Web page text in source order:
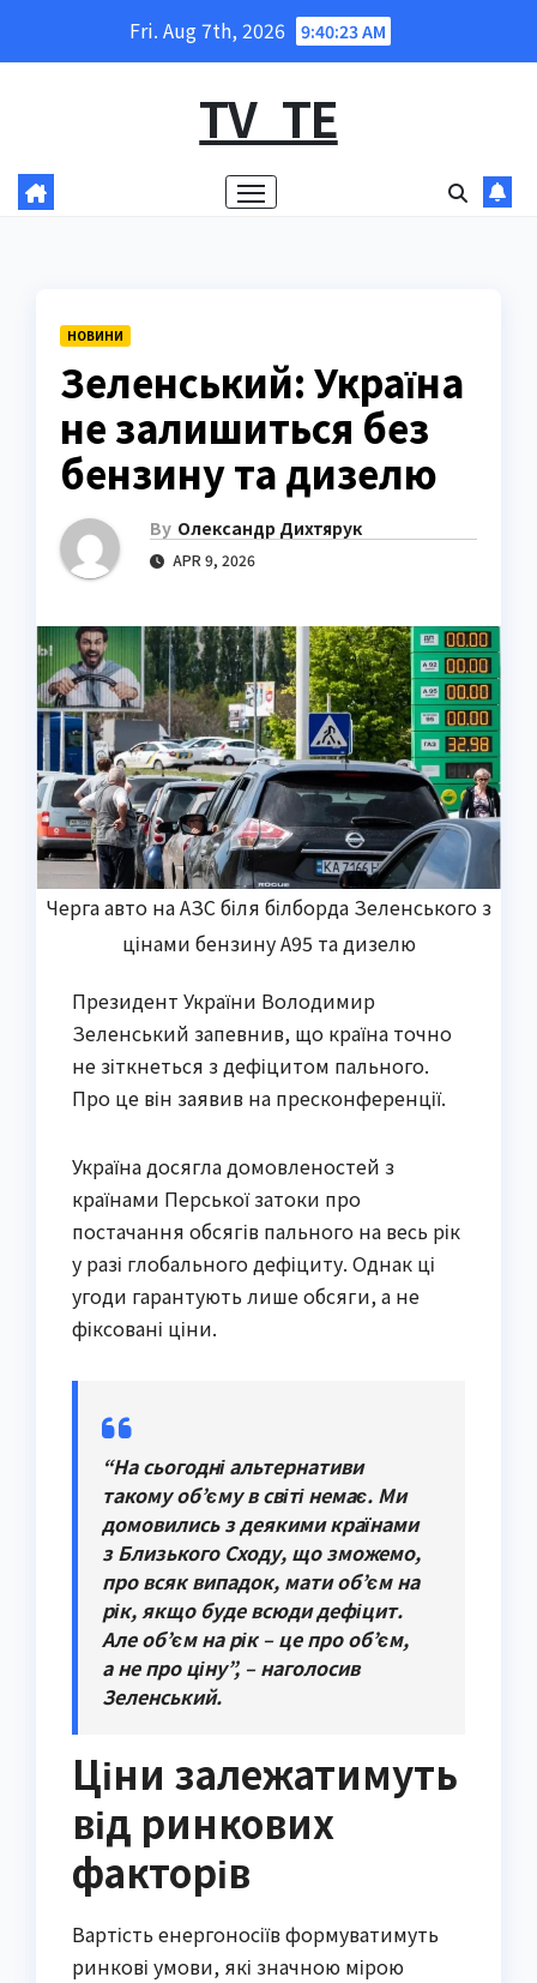
Fri. Aug 7th, 2026 9:40:24 AM
TV_TE
НОВИНИ
Зеленський: Україна
не залишиться без
бензину та дизелю
By Олександр Дихтярук
APR 9, 2026
Черга авто на АЗС біля білборда Зеленського з
цінами бензину A95 та дизелю
Президент України Володимир
Зеленський запевнив, що країна точно
не зіткнеться з дефіцитом пального.
Про це він заявив на пресконференції.
Україна досягла домовленостей з
країнами Перської затоки про
постачання обсягів пального на весь рік
у разі глобального дефіциту. Однак ці
угоди гарантують лише обсяги, а не
фіксовані ціни.
“На сьогодні альтернативи
такому об’єму в світі немає. Ми
домовились з деякими країнами
з Близького Сходу, що зможемо,
про всяк випадок, мати об’єм на
рік, якщо буде всюди дефіцит.
Але об’єм на рік – це про об’єм,
а не про ціну”, – наголосив
Зеленський.
Ціни залежатимуть
від ринкових
факторів
Вартість енергоносіїв формуватимуть
ринкові умови, які значною мірою